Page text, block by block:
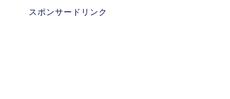
スポンサードリンク